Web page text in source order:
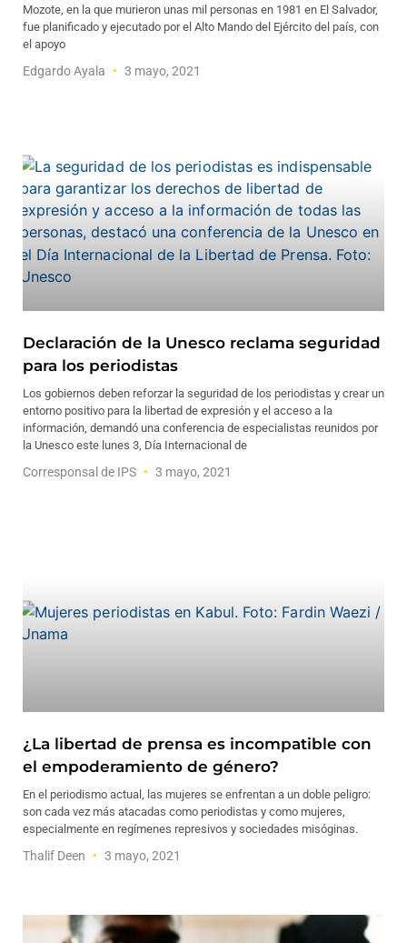
Mozote, en la que murieron unas mil personas en 1981 en El Salvador,
fue planificado y ejecutado por el Alto Mando del Ejército del país, con
el apoyo
Edgardo Ayala 3 mayo, 2021
Declaración de la Unesco reclama seguridad
para los periodistas
Los gobiernos deben reforzar la seguridad de los periodistas y crear un
entorno positivo para la libertad de expresión y el acceso a la
información, demandó una conferencia de especialistas reunidos por
la Unesco este lunes 3, Día Internacional de
Corresponsal de IPS 3 mayo, 2021
¿La libertad de prensa es incompatible con
el empoderamiento de género?
En el periodismo actual, las mujeres se enfrentan a un doble peligro:
son cada vez más atacadas como periodistas y como mujeres,
especialmente en regímenes represivos y sociedades misóginas.
Thalif Deen 3 mayo, 2021